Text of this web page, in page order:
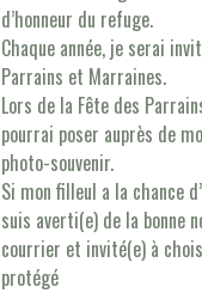
d’honneur du refuge.
Chaque année, je serai
Parrains et Marraines.
Lors de la Fête des
pourrai poser auprès de
photo-souvenir.
Si mon filleul a la chance
suis averti(e) de la bonne
courrier et invité(e) à
protégé